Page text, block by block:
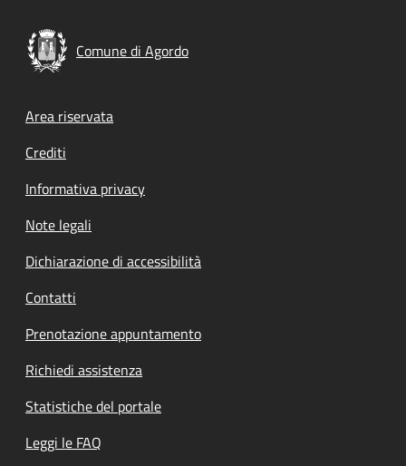
Comune di Agordo
Footer menu
Area riservata
Crediti
Informativa privacy
Note legali
Dichiarazione di accessibilità
Contatti
Prenotazione appuntamento
Richiedi assistenza
Statistiche del portale
Leggi le FAQ